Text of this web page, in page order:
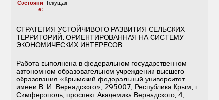
Состояни
е:
Текущая
СТРАТЕГИЯ УСТОЙЧИВОГО РАЗВИТИЯ СЕЛЬСКИХ
ТЕРРИТОРИЙ, ОРИЕНТИРОВАННАЯ НА СИСТЕМУ
ЭКОНОМИЧЕСКИХ ИНТЕРЕСОВ
Работа выполнена в федеральном государственном
автономном образовательном учреждении высшего
образования «Крымский федеральный университет
имени В. И. Вернадского», 295007, Республика Крым, г.
Симферополь, проспект Академика Вернадского, 4,